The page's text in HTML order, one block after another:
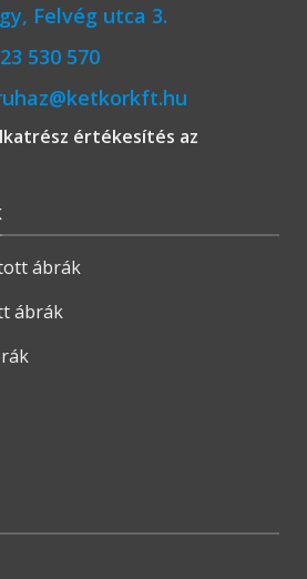
Felvég utca 3.
530 570
értékesítés az
ábrák
ábrák